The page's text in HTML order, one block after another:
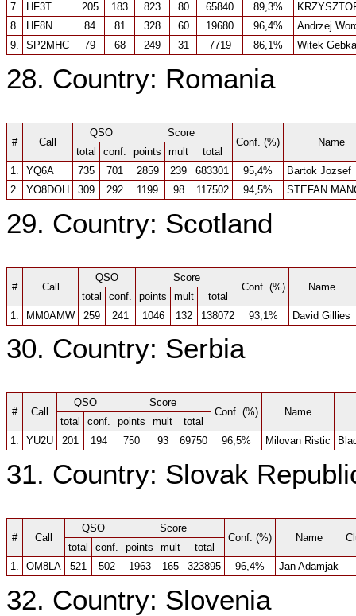
7.
HF3T 205 183 823 80 65840 89,3%
8.
HF8N 84 81 328 60 19680 96,4%
Andrzej
9.
SP2MHC 79 68 249 31 7719 86,1% Witek Gebka
28. Country: Romania
# Call
QSO
Score
Conf. (%)
Name
total
conf. points mult
total
1.
YQ6A 735 701 2859 239 683301 95,4%
Bartok Jozsef
2.
YO8DOH 309 292 1199 98 117502 94,5% STEFAN
29. Country: Scotland
# Call
QSO
Score
Conf. (%)
Name
total
conf. points mult
total
1.
MM0AMW 259 241 1046 132 138072 93,1% David Gillies
30. Country: Serbia
# Call
QSO
Score
Conf. (%)
Name
total
conf. points mult
total
1.
YU2U 201 194 750 93 69750 96,5% Milovan Ristic
31. Country: Slovak
# Call
QSO
Score
Conf. (%)
Name
total
conf. points mult
total
1.
OM8LA 521 502 1963 165 323895 96,4% Jan Adamjak
32. Country: Slovenia